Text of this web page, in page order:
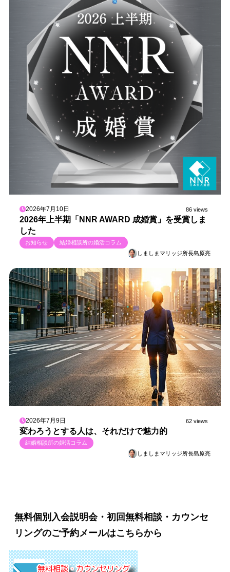
2026年7月10日 86 views
2026年上半期「NNR AWARD 成婚賞」を受賞しま
した
お知らせ
結婚相談所の婚活コラム
しましまマリッジ所長島原亮
2026年7月9日 62 views
変わろうとする人は、それだけで魅力的
結婚相談所の婚活コラム
しましまマリッジ所長島原亮
無料個別入会説明会・初回無料相談・カウンセ
リングのご予約メールはこちらから